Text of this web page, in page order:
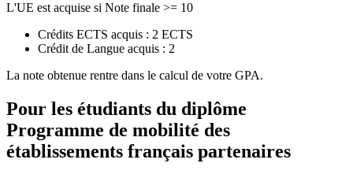
L'UE est acquise si Note finale >= 10
Crédits ECTS acquis : 2 ECTS
Crédit de Langue acquis : 2
La note obtenue rentre dans le calcul de votre GPA.
Pour les étudiants du diplôme
Programme de mobilité des
établissements français partenaires